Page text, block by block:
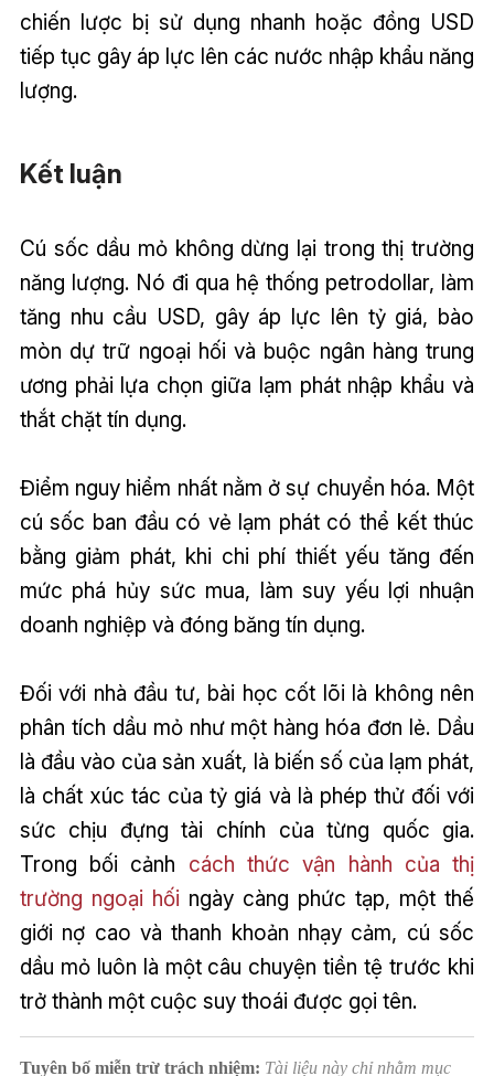
chiến lược bị sử dụng nhanh hoặc đồng USD
tiếp tục gây áp lực lên các nước nhập khẩu năng
lượng.
Kết luận
Cú sốc dầu mỏ không dừng lại trong thị trường
năng lượng. Nó đi qua hệ thống petrodollar, làm
tăng nhu cầu USD, gây áp lực lên tỷ giá, bào
mòn dự trữ ngoại hối và buộc ngân hàng trung
ương phải lựa chọn giữa lạm phát nhập khẩu và
thắt chặt tín dụng.
Điểm nguy hiểm nhất nằm ở sự chuyển hóa. Một
cú sốc ban đầu có vẻ lạm phát có thể kết thúc
bằng giảm phát, khi chi phí thiết yếu tăng đến
mức phá hủy sức mua, làm suy yếu lợi nhuận
doanh nghiệp và đóng băng tín dụng.
Đối với nhà đầu tư, bài học cốt lõi là không nên
phân tích dầu mỏ như một hàng hóa đơn lẻ. Dầu
là đầu vào của sản xuất, là biến số của lạm phát,
là chất xúc tác của tỷ giá và là phép thử đối với
sức chịu đựng tài chính của từng quốc gia.
Trong bối cảnh cách thức vận hành của thị
trường ngoại hối ngày càng phức tạp, một thế
giới nợ cao và thanh khoản nhạy cảm, cú sốc
dầu mỏ luôn là một câu chuyện tiền tệ trước khi
trở thành một cuộc suy thoái được gọi tên.
Tuyên bố miễn trừ trách nhiệm: Tài liệu này chỉ nhằm mục